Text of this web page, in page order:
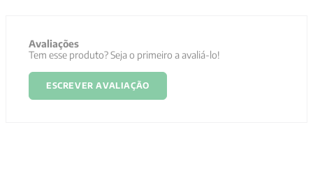
Avaliações
Tem esse produto? Seja o primeiro a avaliá-lo!
ESCREVER AVALIAÇÃO